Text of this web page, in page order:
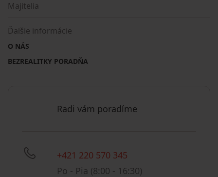
Majitelia
Ďalšie informácie
O NÁS
BEZREALITKY PORADŇA
Radi vám poradíme
+421 220 570 345
Po - Pia (8:00 - 16:30)